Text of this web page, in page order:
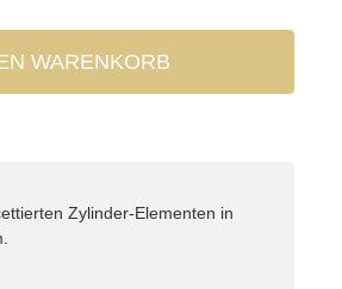
WARENKORB
Zylinder-Elementen in